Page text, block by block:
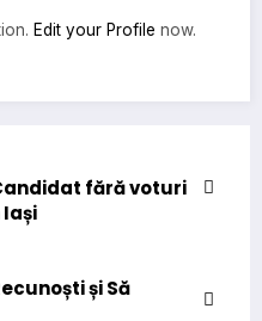
Edit your Profile now.
fără voturi
și Să